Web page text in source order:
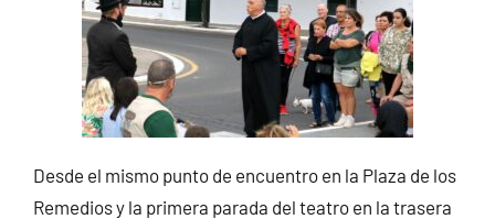
Desde el mismo punto de encuentro en la Plaza de los
Remedios y la primera parada del teatro en la trasera